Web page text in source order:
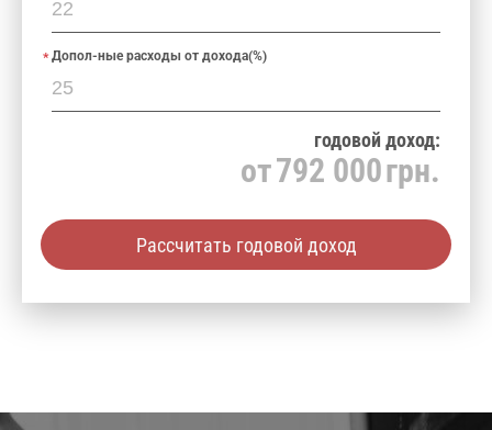
Допол-ные расходы от дохода(%)
годовой доход:
от792 000грн.
Рассчитать годовой доход